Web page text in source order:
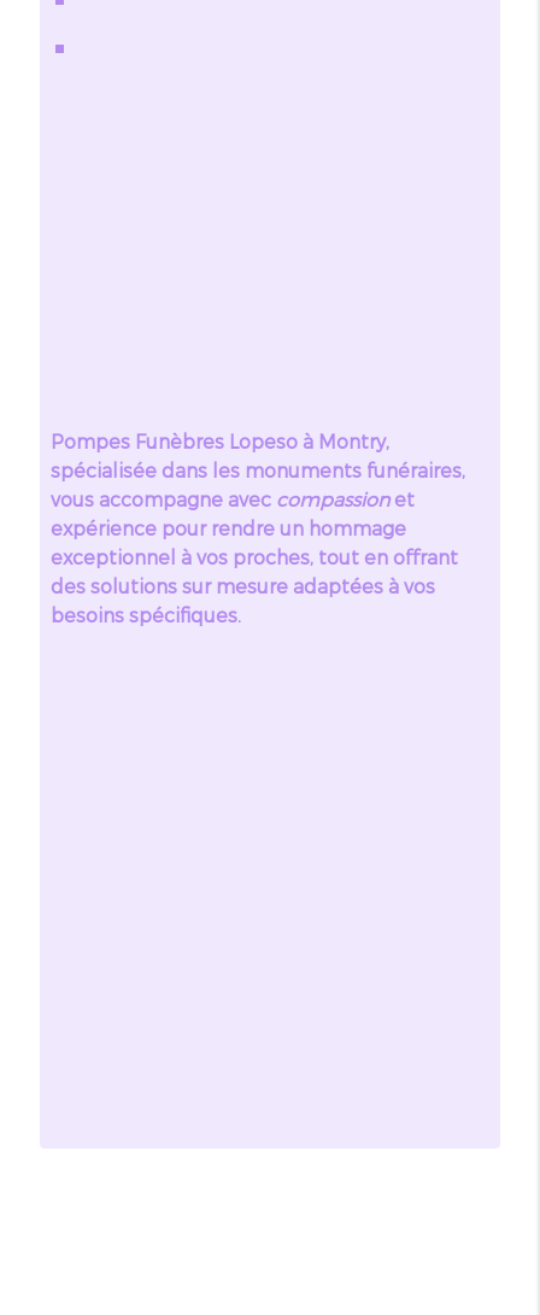
Pompes Funèbres Lopeso à Montry,
spécialisée dans les monuments funéraires,
vous accompagne avec compassionet
expérience pour rendre un hommage
exceptionnel à vos proches, tout en offrant
des solutions sur mesure adaptées à vos
besoins spécifiques.